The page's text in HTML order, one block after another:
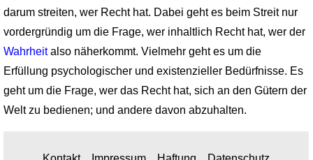
darum streiten, wer Recht hat. Dabei geht es beim Streit nur
vordergründig um die Frage, wer inhaltlich Recht hat, wer der
Wahrheitalso näherkommt. Vielmehr geht es um die
Erfüllung psycho­logischer und existenzieller Bedürfnisse. Es
geht um die Frage, wer das Recht hat, sich an den Gütern der
Welt zu bedienen; und andere davon abzuhalten.